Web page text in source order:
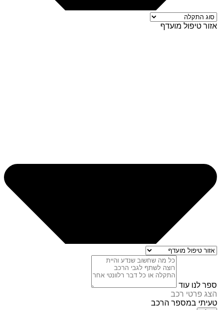
אזור טיפול מועדף
ספר לנו עוד
הצג פרטי רכב
טעיתי במספר הרכב